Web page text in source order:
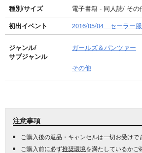
種別/サイズ
電子書籍 - 同人誌/ その
初出イベント
2016/05/04 セーラー
ジャンル/
サブジャンル
ガールズ＆パンツァー
その他
注意事項
ご購入後の返品・キャンセルは一切お受けで
ご購入前に必ず推奨環境を満たしているかご